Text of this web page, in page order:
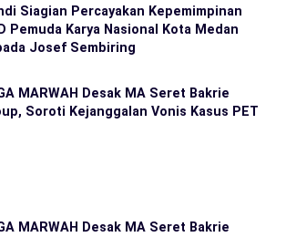
Siagian Percayakan Kepemimpinan
Pemuda Karya Nasional Kota Medan
Josef Sembiring
MARWAH Desak MA Seret Bakrie
Soroti Kejanggalan Vonis Kasus PET
MARWAH Desak MA Seret Bakrie